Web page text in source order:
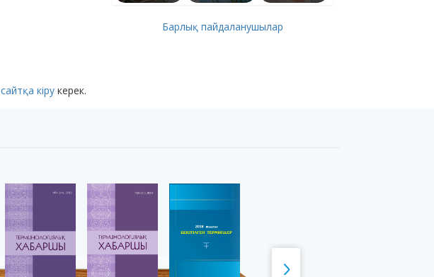
Барлық пайдаланушылар
сайтқа кіру керек.